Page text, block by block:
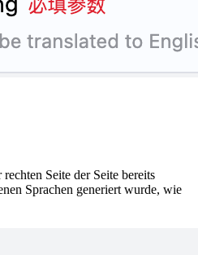
Seite der Seite bereits
Sprachen generiert wurde, wie